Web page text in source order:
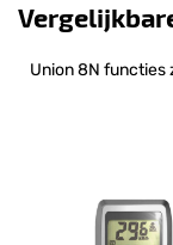
Union 8N functies